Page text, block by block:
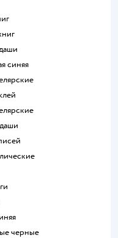
синяя
черные